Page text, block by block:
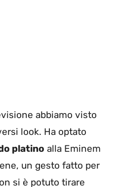
abbiamo visto
look. Ha optato
platino alla Eminem
un gesto fatto per
si è potuto tirare